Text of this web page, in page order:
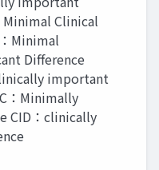
Minimal Clinical
Minimal
Difference
important
：Minimally
CID：clinically